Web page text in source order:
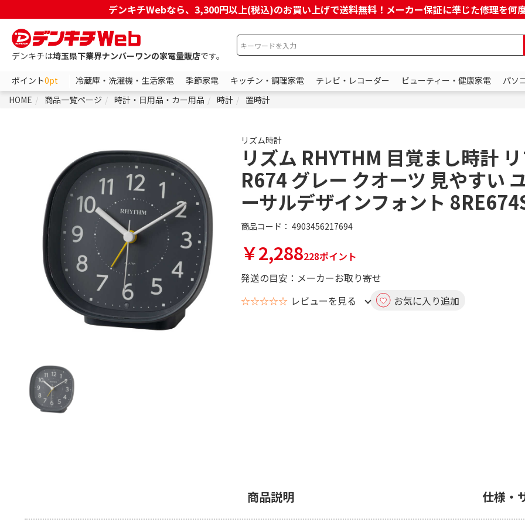
デンキチWebなら、3,300円以上(税込)のお買い上げで送料無料！メーカー保証に準じた修理を何
デンキチは埼玉県下業界ナンバーワンの家電量販店です。
ポイント0pt 冷蔵庫・洗濯機・生活家電 季節家電 キッチン・調理家電 テレビ・レコーダー ビューティー・健康家電
パソ
HOME
商品一覧ページ 時計・日用品・カー用品 時計 置時計
リズム時計
リズム RHYTHM 目覚まし時計
R674 グレー クオーツ 見やすい
ーサルデザインフォント
商品コード： 4903456217694
￥2,288228ポイント
発送の目安：メーカーお取り寄せ
☆☆☆☆☆ レビューを見る お気に入り追加
商品説明 仕様・